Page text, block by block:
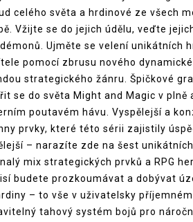
celého světa a hrdinové ze všech
Vžijte se do jejich údělu, veďte
Ujměte se velení unikátních
pomocí zbrusu nového
strategického žánru. Špičkové
se do světa Might and Magic v plně
poutavém hávu. Vyspělejší a
prvky, které této sérii zajistily
– narazíte zde na šest
mix strategických prvků a RPG
budete prozkoumávat a dobývat
– to vše v uživatelsky
tahový systém bojů pro